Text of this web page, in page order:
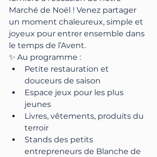
Marché de Noël ! Venez partager
un moment chaleureux, simple et
joyeux pour entrer ensemble dans
le temps de l’Avent.
✨ Au programme :
Petite restauration et
douceurs de saison
Espace jeux pour les plus
jeunes
Livres, vêtements, produits du
terroir
Stands des petits
entrepreneurs de Blanche de